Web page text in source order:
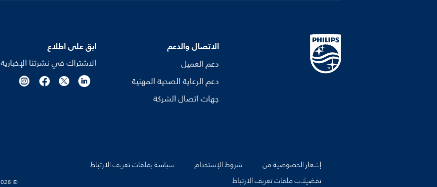
الاتصال والدعم
دعم العميل
دعم الرعاية الصحية المهنية
جهات اتصال الشركة
ابق على اطلاع
الاشتراك في نشرتنا الإخبارية
إشعار الخصوصية من شروط الإستخدام
سياسة بملفات تعريف الارتباط
تفضيلات ملفات تعريف الارتباط
© Koninklijke Philips N.V., 2004 - 2026. كل الحقوق محفوظة.